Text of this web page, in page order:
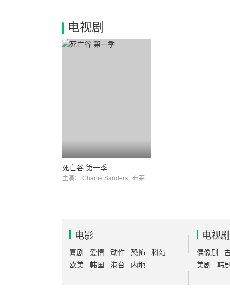
电视剧
死亡谷 第一季
主演： Charlie Sanders 布莱恩·考伦
电影
喜剧 爱情 动作 恐怖
科幻
欧美
韩国 港台 内地
电视剧
偶像剧
美剧
韩